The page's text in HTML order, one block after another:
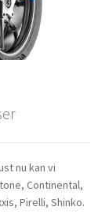
nu kan vi
Continental,
Pirelli, Shinko.